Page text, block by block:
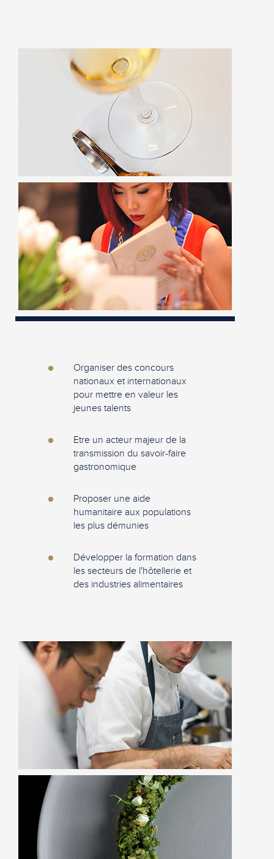
Organiser des concours
nationaux et internationaux
pour mettre en valeur les
jeunes talents
Etre un acteur majeur de la
transmission du savoir-faire
gastronomique
Proposer une aide
humanitaire aux populations
les plus démunies
Développer la formation dans
les secteurs de l'hôtellerie et
des industries alimentaires